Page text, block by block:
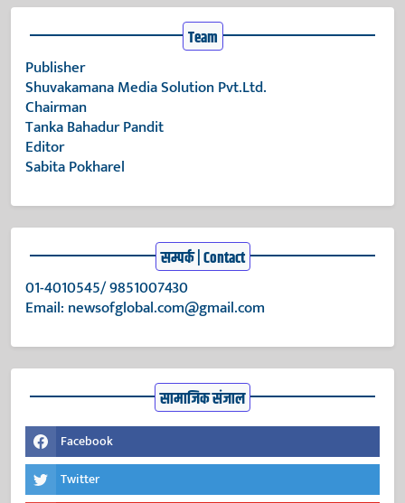
Team
Publisher
Shuvakamana Media Solution Pvt.Ltd.
Chairman
Tanka Bahadur Pandit
Editor
Sabita Pokharel
सम्पर्क | Contact
01-4010545/ 9851007430
Email: newsofglobal.com@gmail.com
सामाजिक संजाल
Facebook
Twitter